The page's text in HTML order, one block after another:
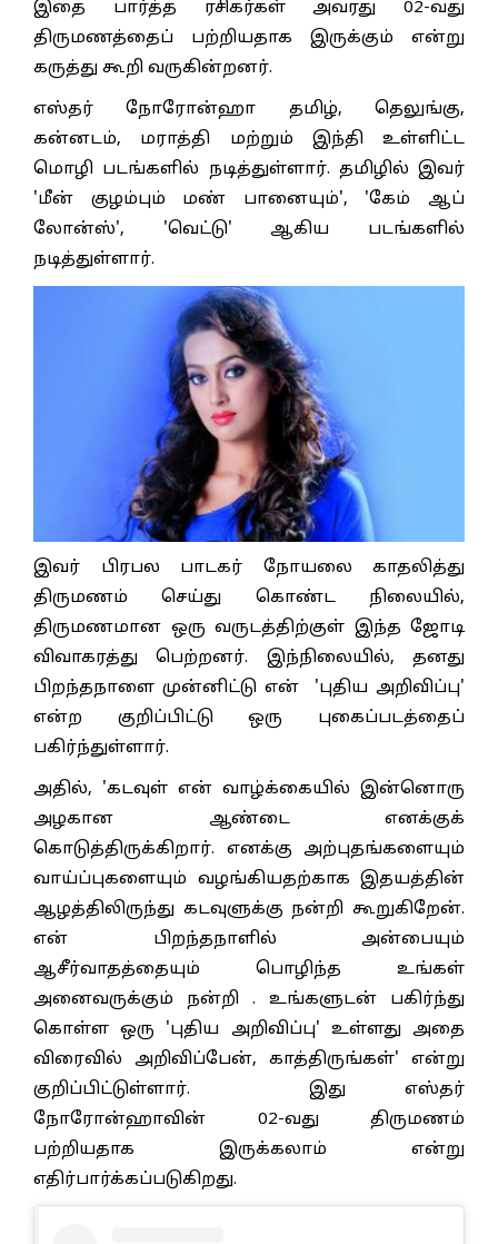
இதை பார்த்த ரசிகர்கள் அவரது 02-வது
திருமணத்தைப் பற்றியதாக இருக்கும் என்று
கருத்து கூறி வருகின்றனர்.
எஸ்தர் நோரோன்ஹா தமிழ், தெலுங்கு,
கன்னடம், மராத்தி மற்றும் இந்தி உள்ளிட்ட
மொழி படங்களில் நடித்துள்ளார். தமிழில் இவர்
'மீன் குழம்பும் மண் பானையும்', 'கேம் ஆப்
லோன்ஸ்', 'வெட்டு' ஆகிய படங்களில்
நடித்துள்ளார்.
இவர் பிரபல பாடகர் நோயலை காதலித்து
திருமணம் செய்து கொண்ட நிலையில்,
திருமணமான ஒரு வருடத்திற்குள் இந்த ஜோடி
விவாகரத்து பெற்றனர். இந்நிலையில், தனது
பிறந்தநாளை முன்னிட்டு என் 'புதிய அறிவிப்பு'
என்ற குறிப்பிட்டு ஒரு புகைப்படத்தைப்
பகிர்ந்துள்ளார்.
அதில், 'கடவுள் என் வாழ்க்கையில் இன்னொரு
அழகான ஆண்டை எனக்குக்
கொடுத்திருக்கிறார். எனக்கு அற்புதங்களையும்
வாய்ப்புகளையும் வழங்கியதற்காக இதயத்தின்
ஆழத்திலிருந்து கடவுளுக்கு நன்றி கூறுகிறேன்.
என் பிறந்தநாளில் அன்பையும்
ஆசீர்வாதத்தையும் பொழிந்த உங்கள்
அனைவருக்கும் நன்றி . உங்களுடன் பகிர்ந்து
கொள்ள ஒரு 'புதிய அறிவிப்பு' உள்ளது அதை
விரைவில் அறிவிப்பேன், காத்திருங்கள்' என்று
குறிப்பிட்டுள்ளார். இது எஸ்தர்
நோரோன்ஹாவின் 02-வது திருமணம்
பற்றியதாக இருக்கலாம் என்று
எதிர்பார்க்கப்படுகிறது.